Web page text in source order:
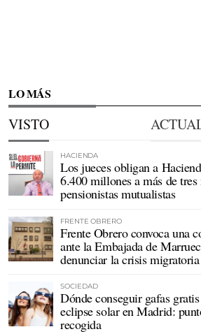
LO MÁS
VISTO
HACIENDA
Los jueces obligan a
6.400 millones a más de
pensionistas mutualistas
FRENTE OBRERO
Frente Obrero convoca una
ante la Embajada de
denunciar la crisis
SOCIEDAD
Dónde conseguir gafas
eclipse solar en Madrid:
recogida